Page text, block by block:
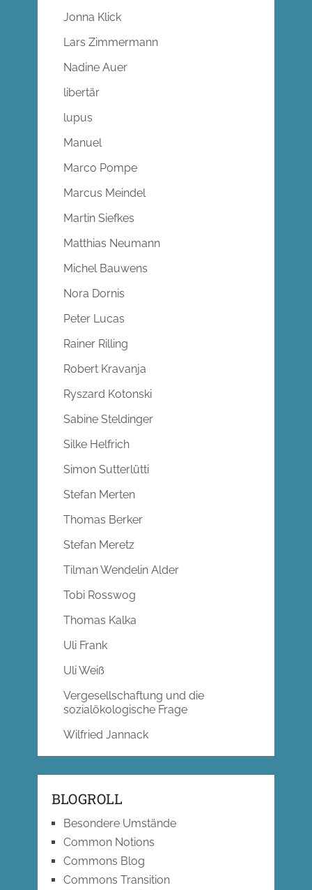
Jonna Klick
Lars Zimmermann
Nadine Auer
libertär
lupus
Manuel
Marco Pompe
Marcus Meindel
Martin Siefkes
Matthias Neumann
Michel Bauwens
Nora Dornis
Peter Lucas
Rainer Rilling
Robert Kravanja
Ryszard Kotonski
Sabine Steldinger
Silke Helfrich
Simon Sutterlütti
Stefan Merten
Thomas Berker
Stefan Meretz
Tilman Wendelin Alder
Tobi Rosswog
Thomas Kalka
Uli Frank
Uli Weiß
Vergesellschaftung und die
sozialökologische Frage
Wilfried Jannack
BLOGROLL
Besondere Umstände
Common Notions
Commons Blog
Commons Transition